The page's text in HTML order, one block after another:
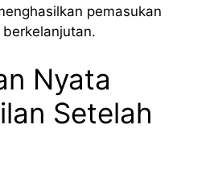
pemasukan
Nyata
Setelah